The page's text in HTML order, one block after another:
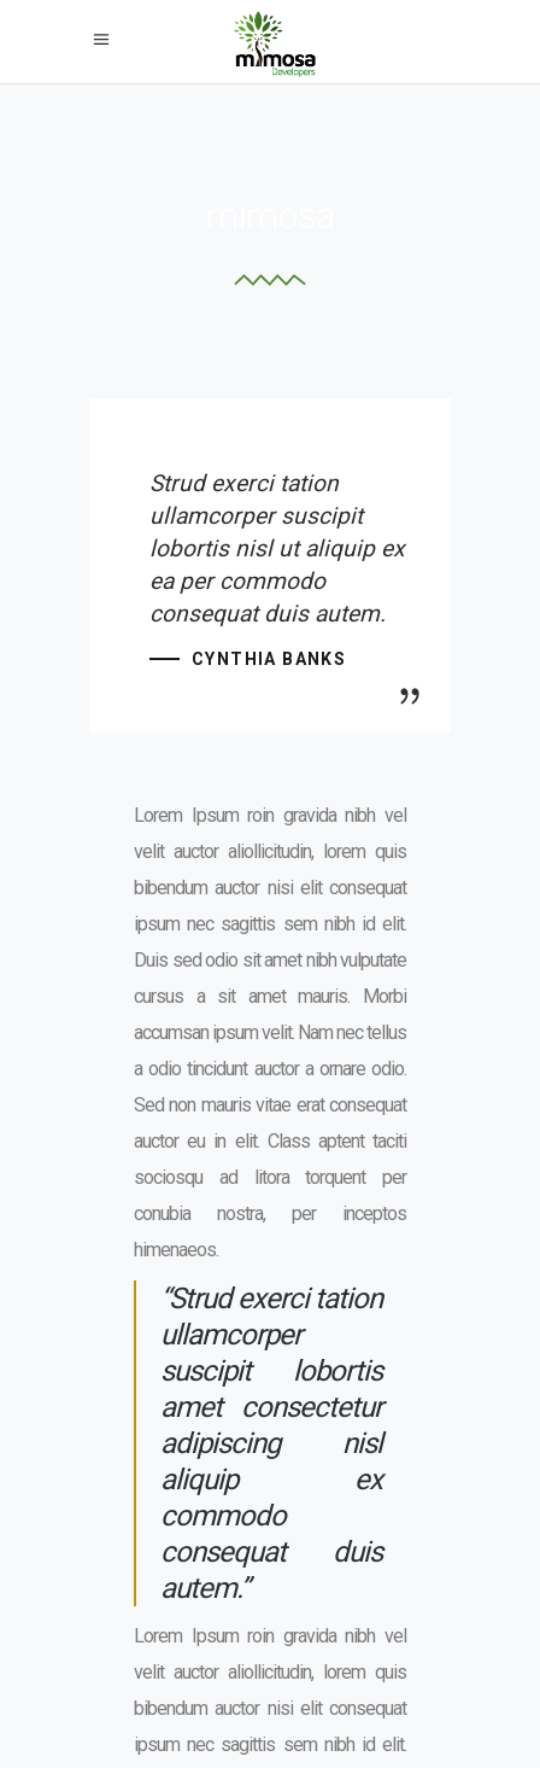
Strud exerci tation
ullamcorper suscipit
lobortis nisl ut aliquip ex
ea per commodo
consequat duis autem.
CYNTHIA BANKS
Lorem Ipsum roin gravida nibh vel
velit auctor aliollicitudin, lorem quis
bibendum auctor nisi elit consequat
ipsum nec sagittis sem nibh id elit.
Duis sed odio sit amet nibh vulputate
cursus a sit amet mauris. Morbi
accumsan ipsum velit. Nam nec tellus
a odio tincidunt auctor a ornare odio.
Sed non mauris vitae erat consequat
auctor eu in elit. Class aptent taciti
sociosqu ad litora torquent per
conubia nostra, per inceptos
himenaeos.
“Strud exerci tation
ullamcorper
suscipit lobortis
amet consectetur
adipiscing nisl
aliquip ex
commodo
consequat duis
autem.”
Lorem Ipsum roin gravida nibh vel
velit auctor aliollicitudin, lorem quis
bibendum auctor nisi elit consequat
ipsum nec sagittis sem nibh id elit.